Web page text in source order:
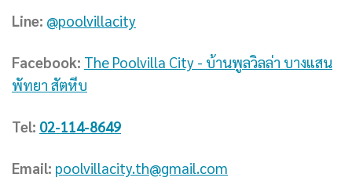
Line: @poolvillacity
Facebook: The Poolvilla City - บ้านพูลวิลล่า บางแสน
พัทยา สัตหีบ
Tel: 02-114-8649
Email: poolvillacity.th@gmail.com